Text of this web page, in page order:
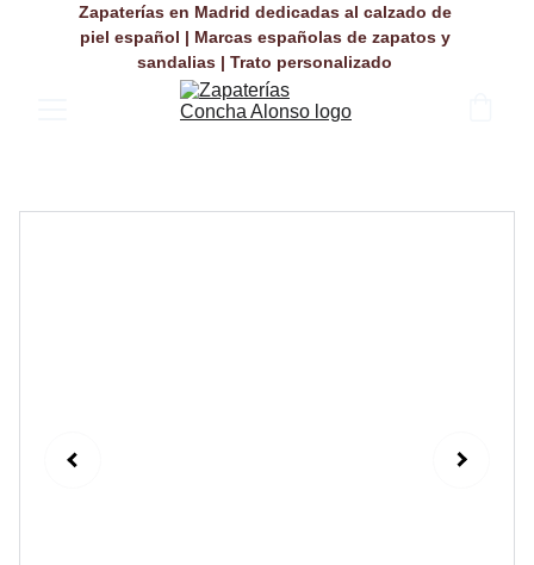
Zapaterías en Madrid dedicadas al calzado de
piel español | Marcas españolas de zapatos y
sandalias | Trato personalizado